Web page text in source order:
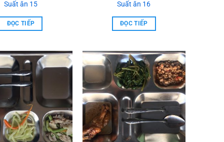
Suất ăn 15
ĐỌC TIẾP
Suất ăn 16
ĐỌC TIẾP